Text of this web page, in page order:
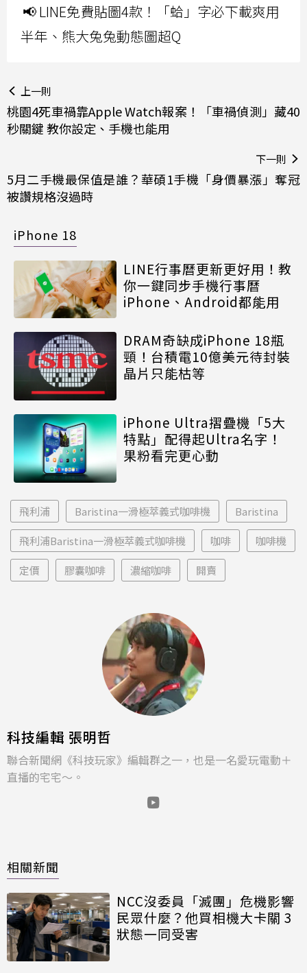
📢 LINE免費貼圖4款！「蛤」字必下載爽用
半年、熊大兔兔動態圖超Q
上一則
桃園4死車禍靠Apple Watch報案！「車禍偵測」藏40
秒關鍵 教你設定、手機也能用
下一則
5月二手機最保值是誰？華碩1手機「身價暴漲」奪冠
被讚規格沒過時
iPhone 18
LINE行事曆更新更好用！教
你一鍵同步手機行事曆
iPhone、Android都能用
DRAM奇缺成iPhone 18瓶
頸！台積電10億美元待封裝
晶片只能枯等
iPhone Ultra摺疊機「5大
特點」配得起Ultra名字！
果粉看完更心動
飛利浦 Baristina一滑極萃義式咖啡機 Baristina
飛利浦Baristina一滑極萃義式咖啡機 咖啡 咖啡機
定價 膠囊咖啡 濃縮咖啡 開賣
科技編輯 張明哲
聯合新聞網《科技玩家》編輯群之一，也是一名愛玩電動＋
直播的宅宅～。
相關新聞
NCC沒委員「滅團」危機影響
民眾什麼？他買相機大卡關 3
狀態一同受害